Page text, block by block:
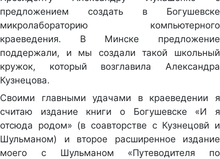
предложением создать в Богушевске
микролабораторию компьютерного
краеведения. В Минске предложение
поддержали, и мы создали такой школьный
кружок, который возглавила Александра
Кузнецова.
Своими главными удачами в краеведении я
считаю издание книги о Богушевске «И я
отсюда родом» (в соавторстве с Кузнецовй и
Шульманом) и второе расширенное издание
моего с Шульманом «Путеводителя по